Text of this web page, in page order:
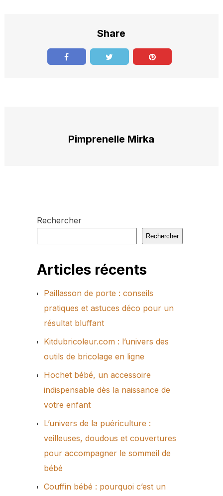
Share
Pimprenelle Mirka
Rechercher
Rechercher
Articles récents
Paillasson de porte : conseils
pratiques et astuces déco pour un
résultat bluffant
Kitdubricoleur.com : l’univers des
outils de bricolage en ligne
Hochet bébé, un accessoire
indispensable dès la naissance de
votre enfant
L’univers de la puériculture :
veilleuses, doudous et couvertures
pour accompagner le sommeil de
bébé
Couffin bébé : pourquoi c’est un